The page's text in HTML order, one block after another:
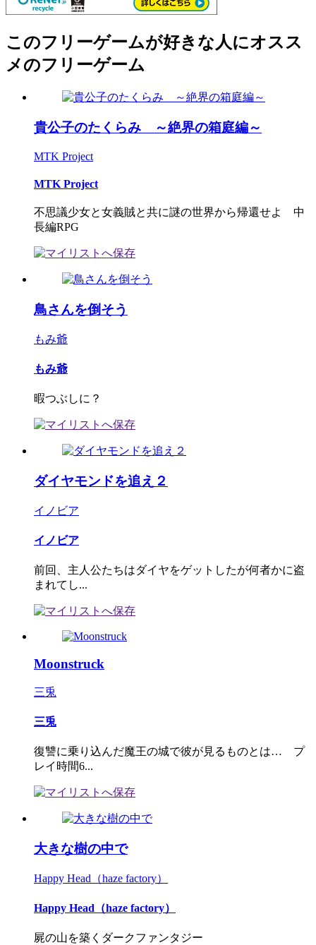
このフリーゲームが好きな人にオスス
メのフリーゲーム
貴公子のたくらみ ～絶界の箱庭編～
MTK Project
MTK Project
不思議少女と女義賊と共に謎の世界から帰還せよ 中
長編RPG
鳥さんを倒そう
もみ爺
もみ爺
暇つぶしに？
ダイヤモンドを追え２
イノビア
イノビア
前回、主人公たちはダイヤをゲットしたが何者かに盗
まれてし...
Moonstruck
三兎
三兎
復讐に乗り込んだ魔王の城で彼が見るものとは… プ
レイ時間6...
大きな樹の中で
Happy Head（haze factory）
Happy Head（haze factory）
屍の山を築くダークファンタジー